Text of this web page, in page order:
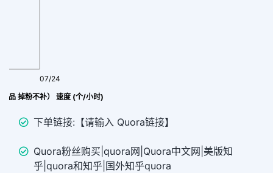
品 掉粉不补） 速度 (个/小时)
07/24
下单链接:【请输入 Quora链接】
Quora粉丝购买|quora网|Quora中文网|美版知
乎|quora和知乎|国外知乎quora